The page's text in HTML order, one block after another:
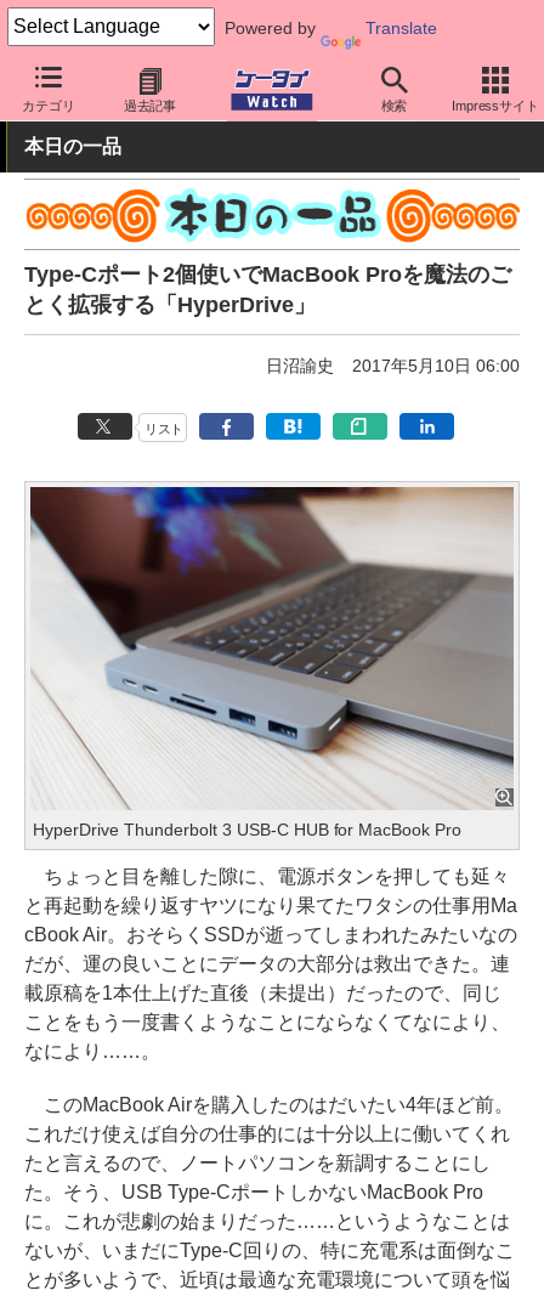
Powered by Translate
カテゴリ 過去記事 検索 Impressサイト
ケータイ Watch 周辺機器/アクセサリー その他
本日の一品
Type-Cポート2個使いでMacBook Proを魔法のご
とく拡張する「HyperDrive」
日沼諭史 2017年5月10日 06:00
リスト
HyperDrive Thunderbolt 3 USB-C HUB for MacBook Pro
ちょっと目を離した隙に、電源ボタンを押しても延々
と再起動を繰り返すヤツになり果てたワタシの仕事用Ma
cBook Air。おそらくSSDが逝ってしまわれたみたいなの
だが、運の良いことにデータの大部分は救出できた。連
載原稿を1本仕上げた直後（未提出）だったので、同じ
ことをもう一度書くようなことにならなくてなにより、
なにより……。
このMacBook Airを購入したのはだいたい4年ほど前。
これだけ使えば自分の仕事的には十分以上に働いてくれ
たと言えるので、ノートパソコンを新調することにし
た。そう、USB Type-CポートしかないMacBook Pro
に。これが悲劇の始まりだった……というようなことは
ないが、いまだにType-C回りの、特に充電系は面倒なこ
とが多いようで、近頃は最適な充電環境について頭を悩